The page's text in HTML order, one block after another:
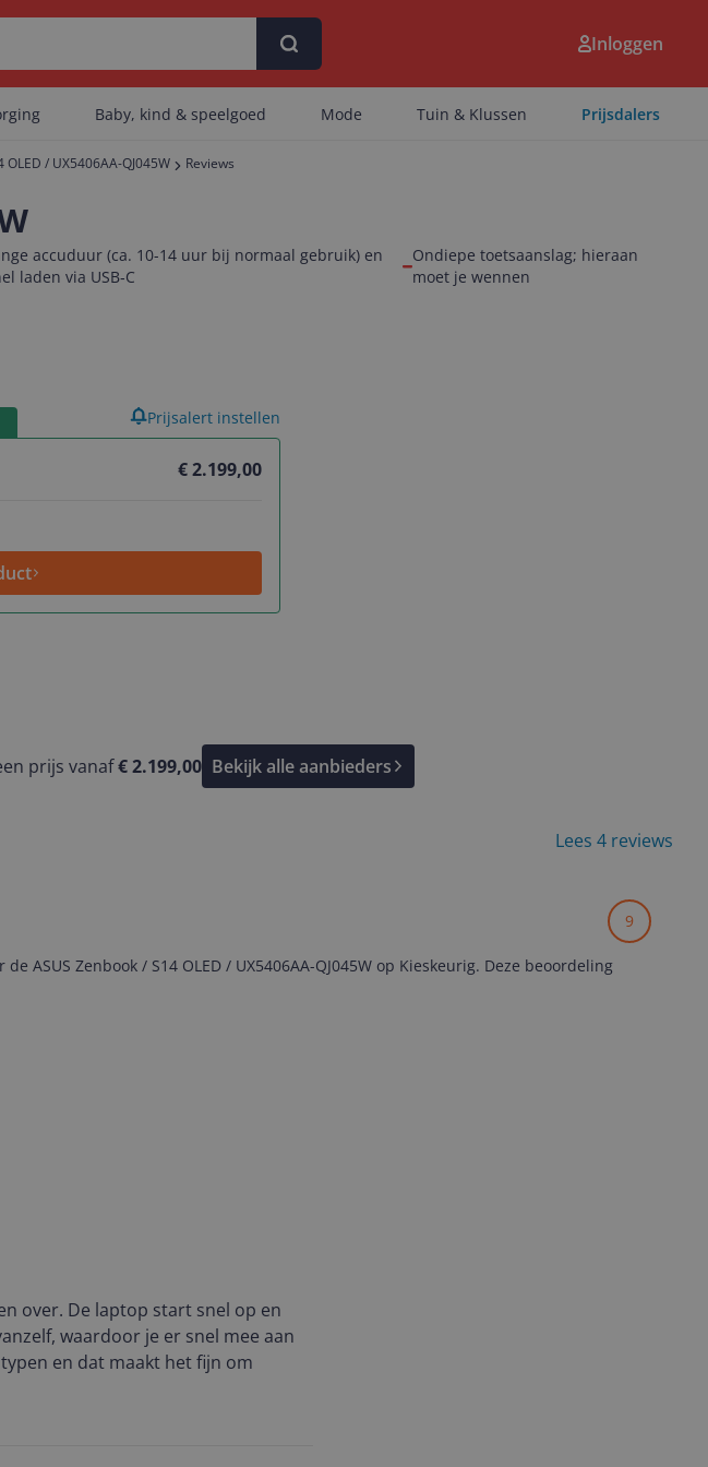
Inloggen
Baby, kind & speelgoed Mode Tuin & Klussen Prijsdalers
OLED / UX5406AA-QJ045W Reviews
accuduur (ca. 10-14 uur bij normaal gebruik) en
laden via USB‑C
Ondiepe toetsaanslag; hieraan
moet je wennen
€ 2.199,00
Prijsalert instellen
prijs vanaf€ 2.199,00 Bekijk alle aanbieders
Lees 4 reviews
9
Zenbook / S14 OLED / UX5406AA-QJ045W op Kieskeurig. Deze beoordeling
over. De laptop start snel op en
waardoor je er snel mee aan
en dat maakt het fijn om